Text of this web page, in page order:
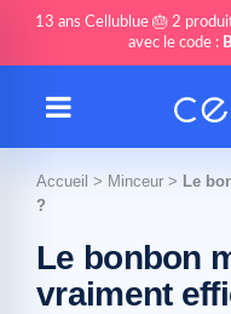
13 ans Cellublue 🎂 2
avec le code :
Accueil > Minceur > Le
?
Le bonbon
vraiment